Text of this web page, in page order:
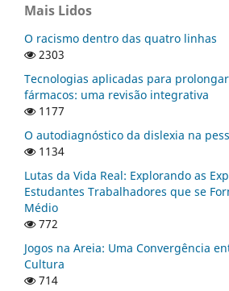
Mais Lidos
O racismo dentro das quatro linhas
2303
Tecnologias aplicadas para
fármacos: uma revisão integrativa
1177
O autodiagnóstico da dislexia na
1134
Lutas da Vida Real: Explorando as
Estudantes Trabalhadores que se
Médio
772
Jogos na Areia: Uma Convergência
Cultura
714